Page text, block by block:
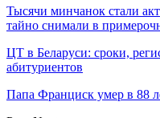
Тысячи минчанок стали
тайно снимали в
ЦТ в Беларуси: сроки,
абитуриентов
Папа Франциск умер в 88